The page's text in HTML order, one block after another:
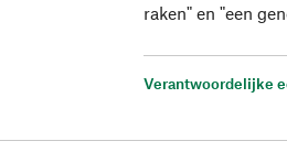
raken" en "een
Verantwoordelijke